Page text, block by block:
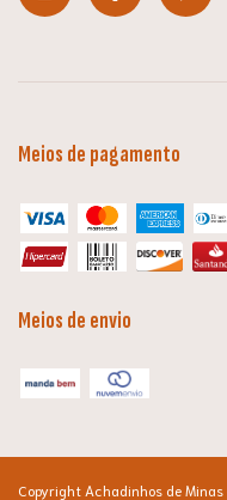
Meios de pagamento
Meios de envio
Copyright Achadinhos de Minas